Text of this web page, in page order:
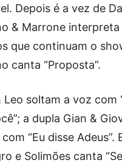
Depois é a vez de
& Marrone interpreta
que continuam o
canta “Proposta”.
soltam a voz com
a dupla Gian &
“Eu disse Adeus”.
e Solimões canta